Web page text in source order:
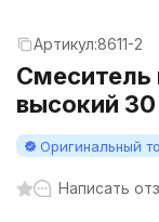
Артикул:8611-2
Смеситель
высокий
Оригинальный
Написать